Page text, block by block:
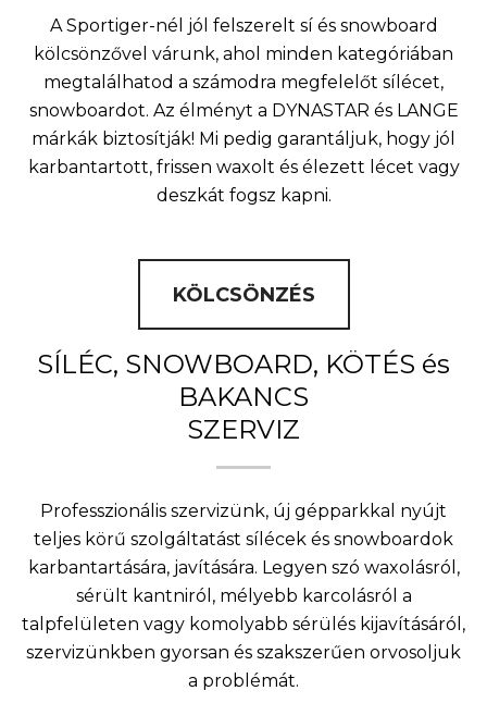
A Sportiger-nél jól felszerelt sí és snowboard
kölcsönzővel várunk, ahol minden kategóriában
megtalálhatod a számodra megfelelőt sílécet,
snowboardot. Az élményt a DYNASTAR és LANGE
márkák biztosítják! Mi pedig garantáljuk, hogy jól
karbantartott, frissen waxolt és élezett lécet vagy
deszkát fogsz kapni.
KÖLCSÖNZÉS
SÍLÉC, SNOWBOARD, KÖTÉS és
BAKANCS
SZERVIZ
Professzionális szervizünk, új gépparkkal nyújt
teljes körű szolgáltatást sílécek és snowboardok
karbantartására, javítására. Legyen szó waxolásról,
sérült kantniról, mélyebb karcolásról a
talpfelületen vagy komolyabb sérülés kijavításáról,
szervizünkben gyorsan és szakszerűen orvosoljuk
a problémát.